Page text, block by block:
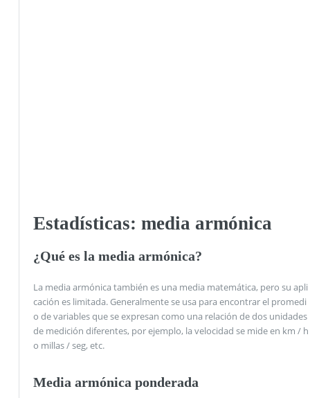
Estadísticas: media armónica
¿Qué es la media armónica?
La media armónica también es una media matemática, pero su apli
cación es limitada. Generalmente se usa para encontrar el promedi
o de variables que se expresan como una relación de dos unidades
de medición diferentes, por ejemplo, la velocidad se mide en km / h
o millas / seg, etc.
Media armónica ponderada